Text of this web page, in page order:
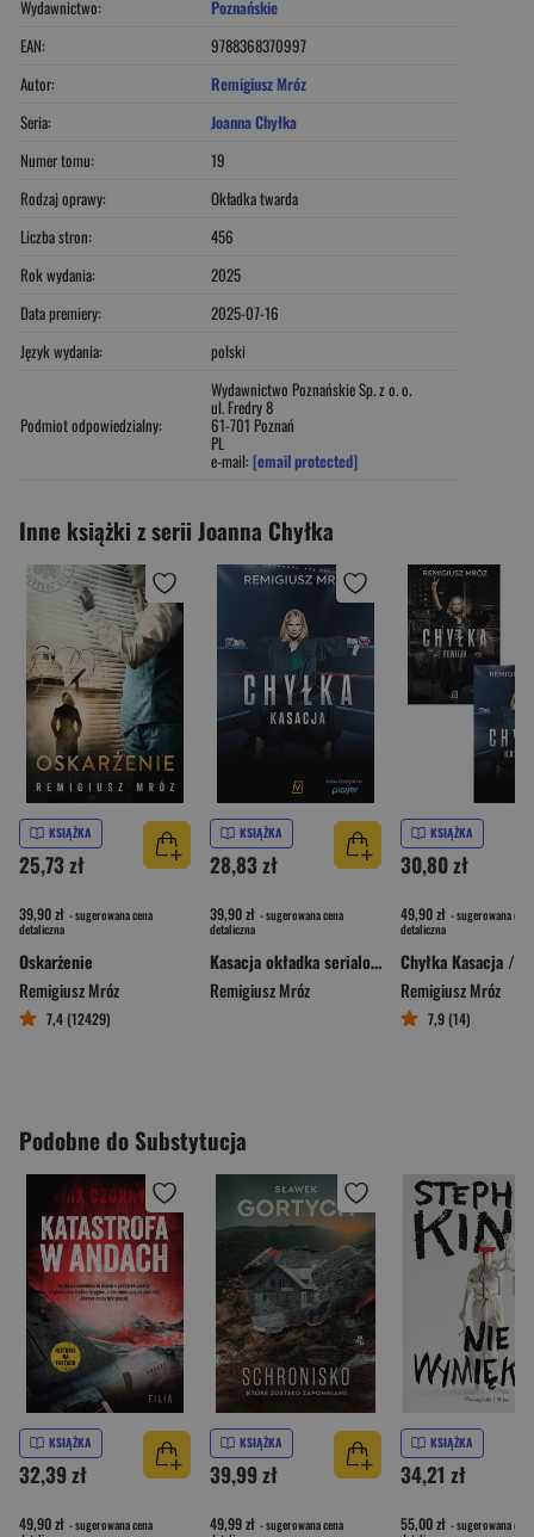
Wydawnictwo:
Poznańskie
EAN:
9788368370997
Autor:
Remigiusz Mróz
Seria:
Joanna Chyłka
Numer tomu:
19
Rodzaj oprawy:
Okładka twarda
Liczba stron:
456
Rok wydania:
2025
Data premiery:
2025-07-16
Język wydania:
polski
Podmiot odpowiedzialny:
Wydawnictwo Poznańskie Sp. z o. o.
ul. Fredry 8
61-701 Poznań
PL
e-mail: [email protected]
Inne książki z serii Joanna Chyłka
KSIĄŻKA
25,73 zł
39,90 zł - sugerowana cena
detaliczna
Oskarżenie
Remigiusz Mróz
7,4 (12429)
KSIĄŻKA
28,83 zł
39,90 zł - sugerowana cena
detaliczna
Kasacja okładka serialowa
Remigiusz Mróz
KSIĄŻKA
30,80 zł
49,90 zł - sugerowana cena
detaliczna
Remigiusz Mróz
7,9 (14)
Podobne do Substytucja
KSIĄŻKA
32,39 zł
49,90 zł - sugerowana cena
KSIĄŻKA
39,99 zł
49,99 zł - sugerowana cena
KSIĄŻKA
34,21 zł
55,00 zł - sugerowana cena